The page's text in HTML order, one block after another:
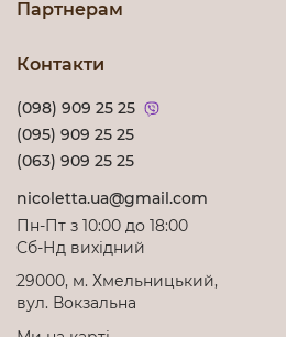
Партнерам
Контакти
(098) 909 25 25
(095) 909 25 25
(063) 909 25 25
nicoletta.ua@gmail.com
Пн-Пт з 10:00 до 18:00
Cб-Нд вихідний
29000, м. Хмельницький,
вул. Вокзальна